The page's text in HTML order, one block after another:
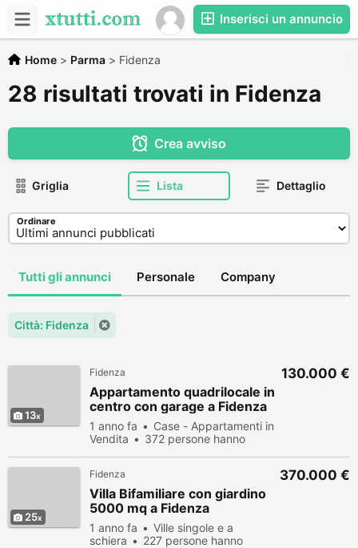
Inserisci un annuncio
Home > Parma > Fidenza
28 risultati trovati in Fidenza
Crea avviso
Griglia Lista Dettaglio
Ordinare
Tutti gli annunci Personale Company
Città: Fidenza
13
Fidenza
Appartamento quadrilocale in
centro con garage a Fidenza
1 anno fa
Case - Appartamenti in
Vendita
372 persone hanno
130.000 €
25
Fidenza
Villa Bifamiliare con giardino
5000 mq a Fidenza
1 anno fa
Ville singole e a
schiera
227 persone hanno
370.000 €